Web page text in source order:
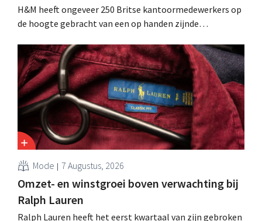
H&M heeft ongeveer 250 Britse kantoormedewerkers op
de hoogte gebracht van een op handen zijnde
sanering volgt op eerdere ingrepen in Nederland, België
en Spanje waarbij al honderden jobs verloren gingen.
Mode 7 Augustus, 2026
Omzet- en winstgroei boven verwachting bij
Ralph Lauren
Ralph Lauren heeft het eerst kwartaal van zijn gebroken